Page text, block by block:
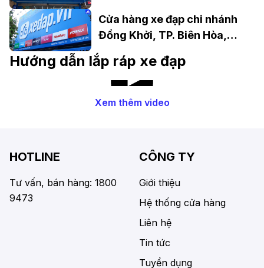
Cửa hàng xe đạp chi nhánh
Đồng Khởi, TP. Biên Hòa,
Đồng Nai
Hướng dẫn lắp ráp xe đạp
Xem thêm video
HOTLINE
Tư vấn, bán hàng: 1800
9473
CÔNG TY
Giới thiệu
Hệ thống cửa hàng
Liên hệ
Tin tức
Tuyển dụng